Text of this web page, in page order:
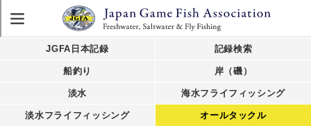
JGFA日本記録 記録検索
船釣り 岸（磯）
淡水 海水フライフィッシング
淡水フライフィッシング オールタックル